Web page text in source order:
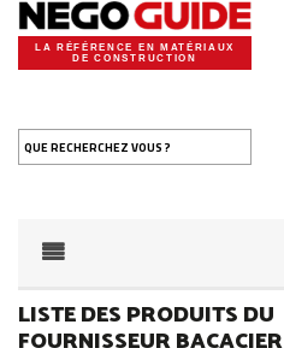
LA RÉFÉRENCE EN MATÉRIAUX
DE CONSTRUCTION
QUE RECHERCHEZ VOUS ?
LISTE DES PRODUITS DU